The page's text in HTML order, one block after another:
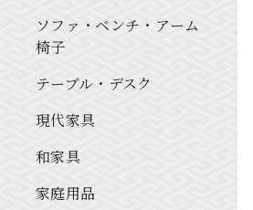
ソファ・ベンチ・アーム
椅子
テーブル・デスク
現代家具
和家具
家庭用品